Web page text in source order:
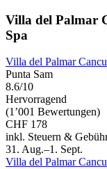
Villa del Palmar
Spa
Villa del Palmar
Punta Sam
8.6/10
Hervorragend
(1’001 Bewertungen)
CHF 178
inkl. Steuern &
31. Aug.–1. Sept.
Villa del Palmar